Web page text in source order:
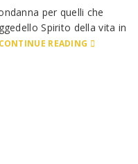
per quelli che
Spirito della vita in
CONTINUE READING